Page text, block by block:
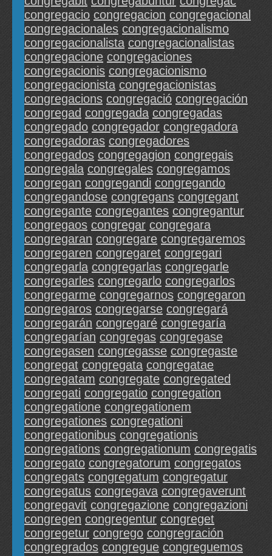
congregacio congregacion congregacional
congregacionales congregacionalismo
congregacionalista congregacionalistas
congregacione congregaciones
congregacionis congregacionismo
congregacionista congregacionistas
congregacions congregació congregación
congregad congregada congregadas
congregado congregador congregadora
congregadoras congregadores
congregados congregagion congregais
congregala congregales congregamos
congregan congregandi congregando
congregandose congregans congregant
congregante congregantes congregantur
congregaos congregar congregara
congregaran congregare congregaremos
congregaren congregaret congregari
congregarla congregarlas congregarle
congregarles congregarlo congregarlos
congregarme congregarnos congregaron
congregaros congregarse congregará
congregarán congregaré congregaría
congregarían congregas congregase
congregasen congregasse congregaste
congregat congregata congregatae
congregatam congregate congregated
congregati congregatio congregation
congregatione congregationem
congregationes congregationi
congregationibus congregationis
congregations congregationum congregatis
congregato congregatorum congregatos
congregats congregatum congregatur
congregatus congregava congregaverunt
congregavit congregazione congregazioni
congregen congregentur congreget
congregetur congrego congregración
congregrados congregue congreguemos